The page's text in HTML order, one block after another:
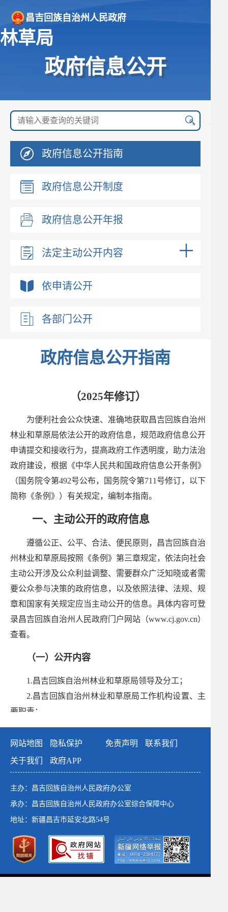
昌吉回族自治州人民政府
林草局
政府信息公开
政府信息公开指南
政府信息公开制度
政府信息公开年报
法定主动公开内容
依申请公开
各部门公开
政府信息公开指南
（2025年修订）
为便利社会公众快速、准确地获取昌吉回族自治州
林业和草原局依法公开的政府信息，规范政府信息公开
申请提交和接收行为，提高政府工作透明度，助力法治
政府建设，根据《中华人民共和国政府信息公开条例》
（国务院令第492号公布，国务院令第711号修订，以下
简称《条例》）有关规定，编制本指南。
一、主动公开的政府信息
遵循公正、公平、合法、便民原则，昌吉回族自治
州林业和草原局按照《条例》第三章规定，依法向社会
主动公开涉及公众利益调整、需要群众广泛知晓或者需
要公众参与决策的政府信息，以及依照法律、法规、规
章和国家有关规定应当主动公开的信息。具体内容可登
录昌吉回族自治州人民政府门户网站（www.cj.gov.cn）
查看。
（一）公开内容
1.昌吉回族自治州林业和草原局领导及分工；
2.昌吉回族自治州 林业和草原局工作机构设置、主
要职责；
3.昌吉回族自治州林业和草原局规章、依法公开的
政策文件；
4.昌吉回族自治州
议主要内容、重点工作、人事任免等；
5.昌吉回族自治州林业和草原局发展计划
划、区域规划、统计信息等；
6.昌吉回族自治州林业和草原局
事业性收费等；
7.行政许可、行政处罚、行政强制和其他对外管理
服务办理结果等；
8.其他需要公开的政府信息。
网站地图 隐私保护 免责声明
联系我们
关于我们
政府APP
主办：昌吉回族自治州人民政府办公室
承办：昌吉回族自治州人民政府办公室综合保障中心
地址：新疆昌吉市延安北路54号